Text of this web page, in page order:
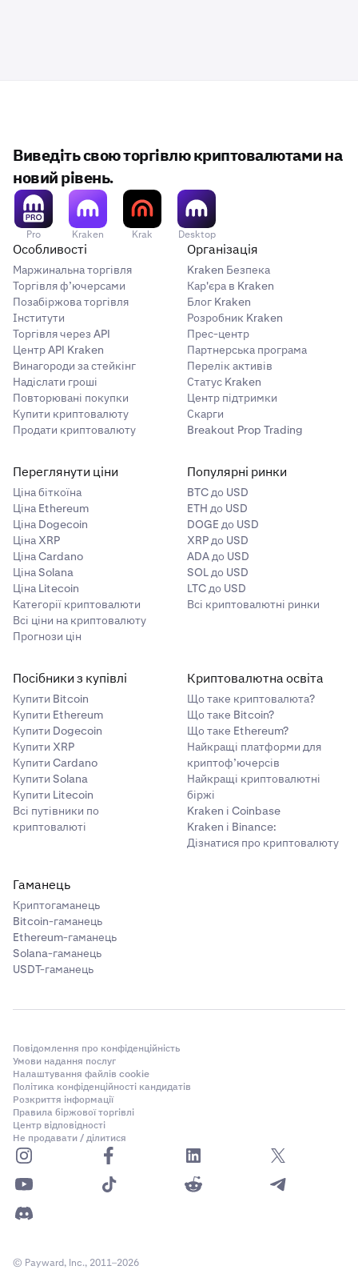
Виведіть свою торгівлю криптовалютами на
новий рівень.
Pro Kraken Krak Desktop
Особливості
Маржинальна торгівля
Торгівля ф’ючерсами
Позабіржова торгівля
Інститути
Торгівля через API
Центр API Kraken
Винагороди за стейкінг
Надіслати гроші
Повторювані покупки
Купити криптовалюту
Продати криптовалюту
Організація
Kraken Безпека
Кар'єра в Kraken
Блог Kraken
Розробник Kraken
Прес-центр
Партнерська програма
Перелік активів
Статус Kraken
Центр підтримки
Скарги
Breakout Prop Trading
Переглянути ціни
Ціна біткоїна
Ціна Ethereum
Ціна Dogecoin
Ціна XRP
Ціна Cardano
Ціна Solana
Ціна Litecoin
Категорії криптовалюти
Всі ціни на криптовалюту
Прогнози цін
Популярні ринки
BTC до USD
ETH до USD
DOGE до USD
XRP до USD
ADA до USD
SOL до USD
LTC до USD
Всі криптовалютні ринки
Посібники з купівлі
Купити Bitcoin
Купити Ethereum
Купити Dogecoin
Купити XRP
Купити Cardano
Купити Solana
Купити Litecoin
Всі путівники по
криптовалюті
Криптовалютна освіта
Що таке криптовалюта?
Що таке Bitcoin?
Що таке Ethereum?
Найкращі платформи для
криптоф’ючерсів
Найкращі криптовалютні
біржі
Kraken і Coinbase
Kraken і Binance:
Дізнатися про криптовалюту
Гаманець
Криптогаманець
Bitcoin-гаманець
Ethereum-гаманець
Solana-гаманець
USDT-гаманець
Повідомлення про конфіденційність
Умови надання послуг
Налаштування файлів cookie
Політика конфіденційності кандидатів
Розкриття інформації
Правила біржової торгівлі
Центр відповідності
Не продавати / ділитися
© Payward, Inc., 2011–2026